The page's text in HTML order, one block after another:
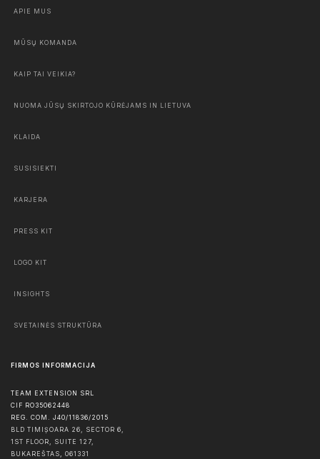
APIE MUS
MŪSŲ KOMANDA
KAIP TAI VEIKIA?
NUOMA JŪSŲ SKIRTOJO KŪRĖJAMS IN LIETUVA
KLAIDA
SUSISIEKTI
KARJERA
PRESS KIT
LOGO KIT
INSIGHTS
SVETAINĖS STRUKTŪRA
FIRMOS INFORMACIJA
TEAM EXTENSION SRL
CIF RO35062448
REG. COM. J40/11836/2015
BLD TIMIȘOARA 26, SECTOR 6,
1ST FLOOR, SUITE 127,
BUKAREŠTAS, 061331